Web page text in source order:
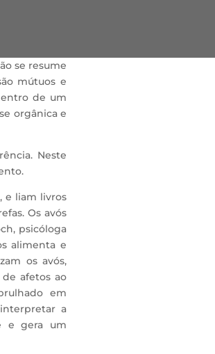
se resume
mútuos e
de um
orgânica e
Neste
e liam livros
Os avós
psicóloga
alimenta e
os avós,
afetos ao
em
a
e gera um